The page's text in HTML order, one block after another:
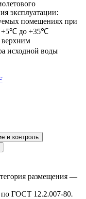
эксплуатации:
помещениях при
+5℃ до +35℃
верхним
исходной воды
и контроль
размещения —
по ГОСТ 12.2.007-80.